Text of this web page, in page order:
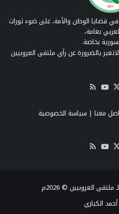
قضايا الوطن والأمة، على ضوء ثورات
بعامة،
بخاصة.
لاتعبر بالضرورة عن رأي ملتقى العروبيين
‫X
‫YouTube
RSS
معنا | سياسة الخصوصية
‫X
‫YouTube
العروبيين © 2026م
أحمد الكياري